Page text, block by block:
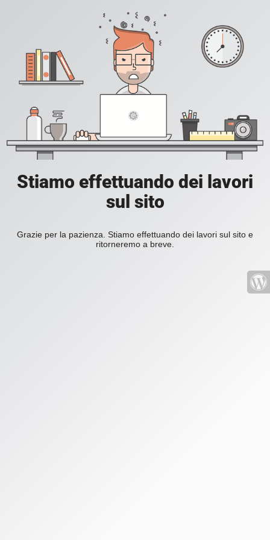
Stiamo effettuando dei lavori
sul sito
Grazie per la pazienza. Stiamo effettuando dei lavori sul sito e
ritorneremo a breve.